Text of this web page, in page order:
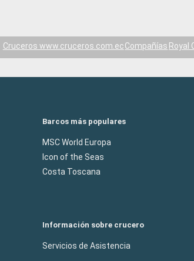
Cruceros www.cruceros.com.ecCompañías Royal
Barcos más populares
MSC World Europa
Icon of the Seas
Costa Toscana
Información sobre crucero
Servicios de Asistencia